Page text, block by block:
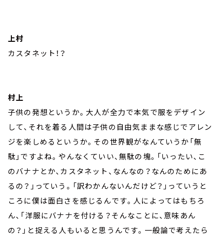
上村
カスタネット！？
村上
子供の発想というか。大人が全力で本気で服をデザイン
して、それを着る人間は子供の自由気ままな感じでアレン
ジを楽しめるというか。その世界観がなんていうか「無
駄」ですよね。やんなくていい、無駄の塊。「いったい、こ
のバナナとか、カスタネット、なんなの？なんのためにあ
るの？」っていう。「訳わかんないんだけど？」っていうと
ころに僕は面白さを感じるんです。人によってはもちろ
ん、「洋服にバナナを付ける？そんなことに、意味あん
の？」と捉える人もいると思うんです。一般論で考えたら